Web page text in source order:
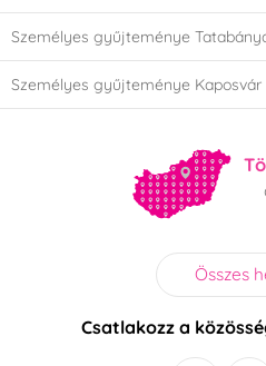
Személyes gyűjteménye
Személyes gyűjteménye Kaposvár
Összes
Csatlakozz a